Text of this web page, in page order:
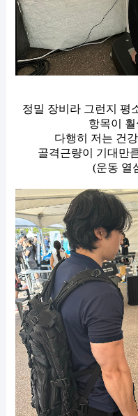
정밀 장비라 그런지 평
항목이
다행히 저는 건
골격근량이 기대만
(운동 열